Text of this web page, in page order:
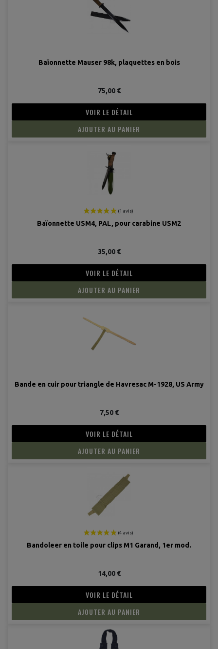
Baïonnette Mauser 98k, plaquettes en bois
75,00 €
VOIR LE DÉTAIL
AJOUTER AU PANIER
Baïonnette USM4, PAL, pour carabine USM2
35,00 €
VOIR LE DÉTAIL
AJOUTER AU PANIER
Bande en cuir pour triangle de Havresac M-1928, US Army
7,50 €
VOIR LE DÉTAIL
AJOUTER AU PANIER
Bandoleer en toile pour clips M1 Garand, 1er mod.
14,00 €
VOIR LE DÉTAIL
AJOUTER AU PANIER